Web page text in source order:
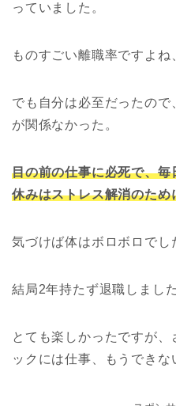
っていました。
ものすごい離職率ですよね
でも自分は必至だったので
が関係なかった。
目の前の仕事に必死で、
休みはストレス解消のた
気づけば体はボロボロでし
結局2年持たず退職しました
とても楽しかったですが、
ックには仕事、もうできな